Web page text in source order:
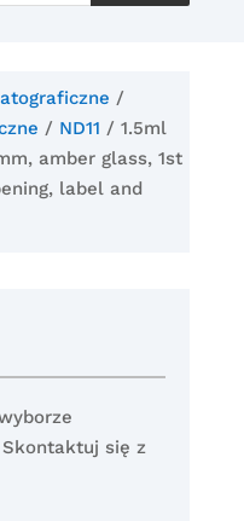
/
/ ND11 / 1.5ml
amber glass, 1st
label and
się z